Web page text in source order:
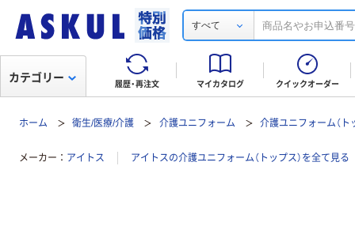
すべて
履歴・再注文 マイカタログ クイックオーダー
カテゴリー
ホーム 衛生/医療/介護 介護ユニフォーム 介護ユニフォーム（ト
メーカー アイトス アイトスの介護ユニフォーム（トップス）を全て見る